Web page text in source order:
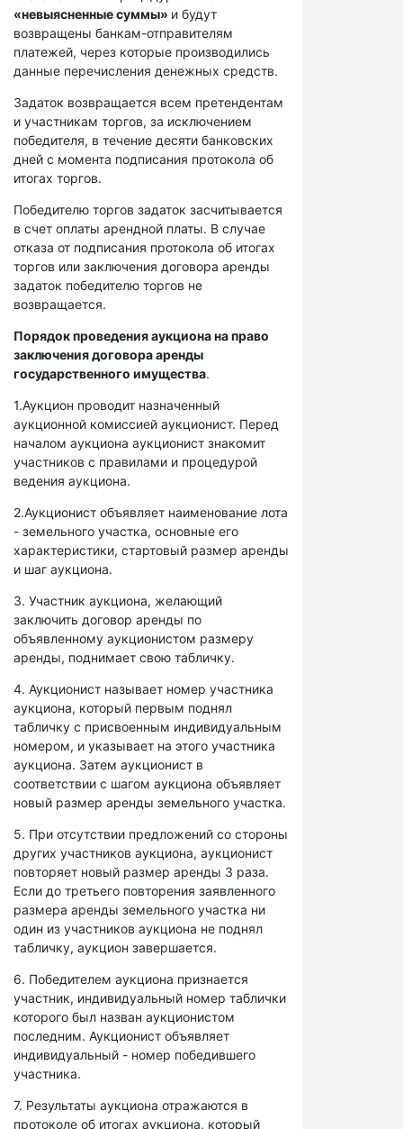
«невыясненные суммы» и будут
возвращены банкам-отправителям
платежей, через которые производились
данные перечисления денежных средств.
Задаток возвращается всем претендентам
и участникам торгов, за исключением
победителя, в течение десяти банковских
дней с момента подписания протокола об
итогах торгов.
Победителю торгов задаток засчитывается
в счет оплаты арендной платы. В случае
отказа от подписания протокола об итогах
торгов или заключения договора аренды
задаток победителю торгов не
возвращается.
Порядок проведения аукциона на право
заключения договора аренды
государственного имущества.
1.Аукцион проводит назначенный
аукционной комиссией аукционист. Перед
началом аукциона аукционист знакомит
участников с правилами и процедурой
ведения аукциона.
2.Аукционист объявляет наименование лота
- земельного участка, основные его
характеристики, стартовый размер аренды
и шаг аукциона.
3. Участник аукциона, желающий
заключить договор аренды по
объявленному аукционистом размеру
аренды, поднимает свою табличку.
4. Аукционист называет номер участника
аукциона, который первым поднял
табличку с присвоенным индивидуальным
номером, и указывает на этого участника
аукциона. Затем аукционист в
соответствии с шагом аукциона объявляет
новый размер аренды земельного участка.
5. При отсутствии предложений со стороны
других участников аукциона, аукционист
повторяет новый размер аренды 3 раза.
Если до третьего повторения заявленного
размера аренды земельного участка ни
один из участников аукциона не поднял
табличку, аукцион завершается.
6. Победителем аукциона признается
участник, индивидуальный номер таблички
которого был назван аукционистом
последним. Аукционист объявляет
индивидуальный - номер победившего
участника.
7. Результаты аукциона отражаются в
протоколе об итогах аукциона, который